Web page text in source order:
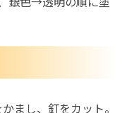
まし、釘をカット。